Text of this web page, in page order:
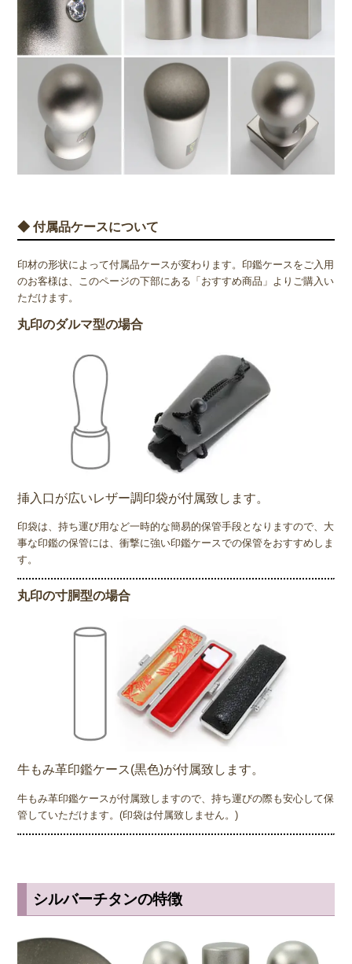
◆ 付属品ケースについて
印材の形状によって付属品ケースが変わります。印鑑ケースをご入用
のお客様は、このページの下部にある「おすすめ商品」よりご購入い
ただけます。
丸印のダルマ型の場合
挿入口が広いレザー調印袋が付属致します。
印袋は、持ち運び用など一時的な簡易的保管手段となりますので、大
事な印鑑の保管には、衝撃に強い印鑑ケースでの保管をおすすめしま
す。
丸印の寸胴型の場合
牛もみ革印鑑ケース(黒色)が付属致します。
牛もみ革印鑑ケースが付属致しますので、持ち運びの際も安心して保
管していただけます。(印袋は付属致しません。)
シルバーチタンの特徴